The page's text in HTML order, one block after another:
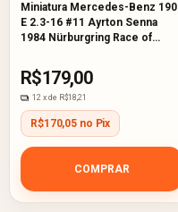
Miniatura Mercedes-Benz 190
E 2.3-16 #11 Ayrton Senna
1984 Nürburgring Race of
R$179,00
12 x de R$18,21
R$170,05 no Pix
COMPRAR